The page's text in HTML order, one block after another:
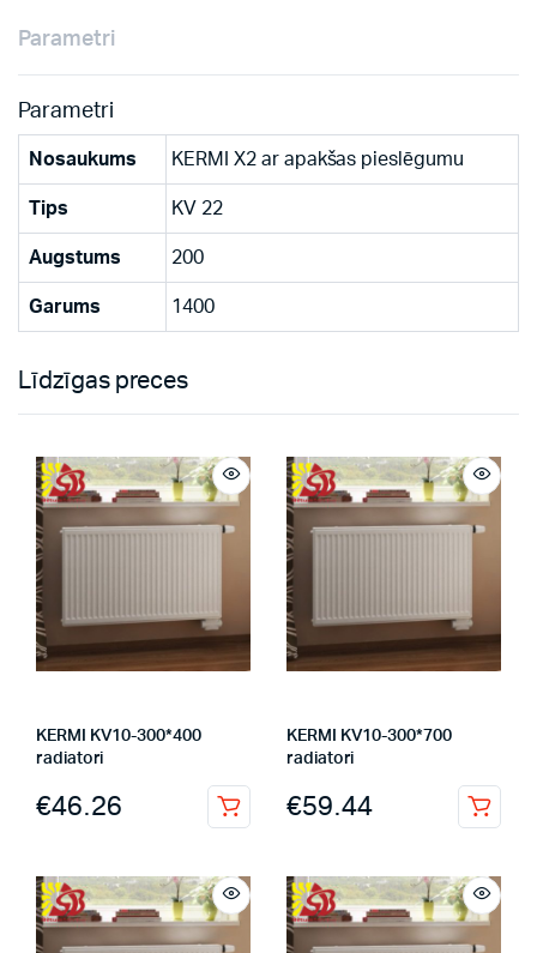
Parametri
Parametri
Nosaukums KERMI X2 ar apakšas pieslēgumu
Tips KV 22
Augstums 200
Garums 1400
Līdzīgas preces
KERMI KV10-300*400
radiatori
€46.26
KERMI KV10-300*700
radiatori
€59.44